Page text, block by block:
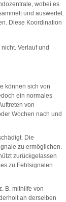
wobei es
und auswertet.
Diese Koordination
Verlauf und
können sich von
ein normales
von
Wochen nach und
Die
zu ermöglichen.
zurückgelassen
zu Fehlsignalen
B. mithilfe von
an derselben